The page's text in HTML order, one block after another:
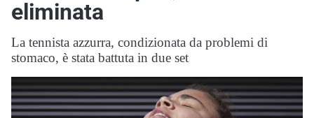
eliminata
La tennista azzurra, condizionata da problemi di
stomaco, è stata battuta in due set